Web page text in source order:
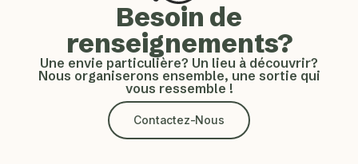
Besoin de
renseignements?
Une envie particulière? Un lieu à découvrir?
Nous organiserons ensemble, une sortie qui
vous ressemble !
Contactez-Nous